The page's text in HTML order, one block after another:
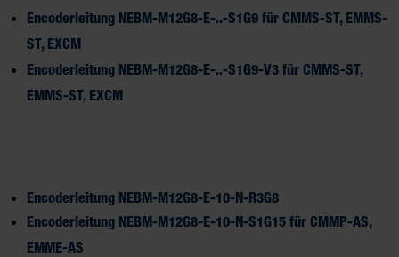
Encoderleitung NEBM-M12G8-E-..-S1G9 für CMMS-ST, EMMS-
ST, EXCM
Encoderleitung NEBM-M12G8-E-..-S1G9-V3 für CMMS-ST,
EMMS-ST, EXCM
Encoderleitung NEBM-M12G8-E-10-N-R3G8
Encoderleitung NEBM-M12G8-E-10-N-S1G15 für CMMP-AS,
EMME-AS